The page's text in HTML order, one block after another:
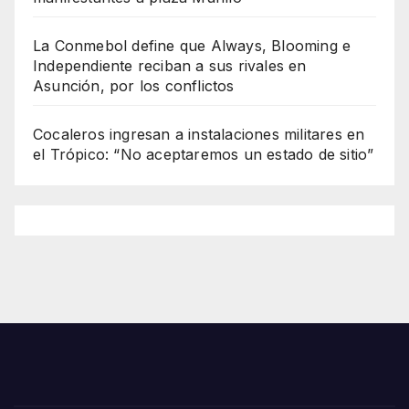
La Conmebol define que Always, Blooming e
Independiente reciban a sus rivales en
Asunción, por los conflictos
Cocaleros ingresan a instalaciones militares en
el Trópico: “No aceptaremos un estado de sitio”